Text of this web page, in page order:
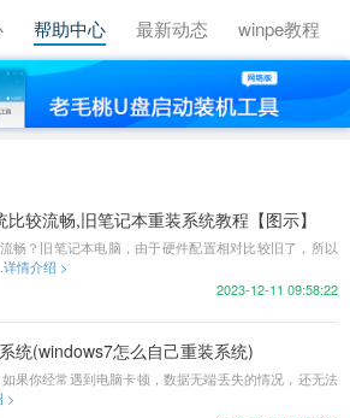
帮助中心 最新动态 winpe教程
较流畅,旧笔记本重装系统教程【图示】
畅？旧笔记本电脑，由于硬件配置相对比较旧了，所以
详情介绍 >
2023-12-11 09:58:22
统(windows7怎么自己重装系统)
果你经常遇到电脑卡顿，数据无端丢失的情况，还无法
>